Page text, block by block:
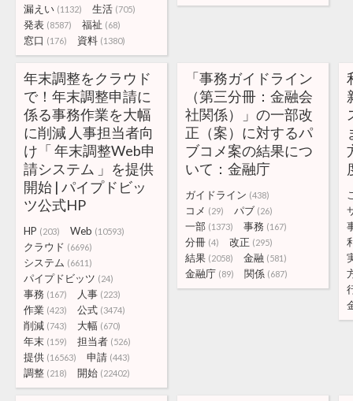
漏えい (1132) 生活 (705)
発表 (8587) 福祉 (68)
窓口 (176) 資料 (1380)
年末調整をクラウド
で！年末調整申請に
係る事務作業を大幅
に削減 人事担当者向
け「 年末調整Web申
請システム 」を提供
開始 | パイプドビッ
ツ公式HP
HP (203) Web (10593)
クラウド (6696)
システム (6611)
パイプドビッツ (24)
事務 (167) 人事 (223)
作業 (423) 公式 (3474)
削減 (743) 大幅 (670)
年末 (159) 担当者 (526)
提供 (16563) 申請 (443)
調整 (218) 開始 (22402)
「事務ガイドライン
（第三分冊：金融会
社関係）」の一部改
正（案）に対するパ
ブコメ案の結果につ
いて：金融庁
ガイドライン (438)
コメ (29) パブ (26)
一部 (1373) 事務 (167)
分冊 (4) 改正 (295)
結果 (2058) 金融 (581)
金融庁 (89) 関係 (687)